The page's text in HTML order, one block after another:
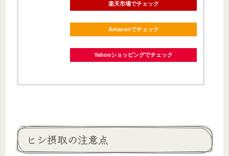
楽天市場でチェック
Amazonでチェック
Yahooショッピングでチェック
ヒシ摂取の注意点